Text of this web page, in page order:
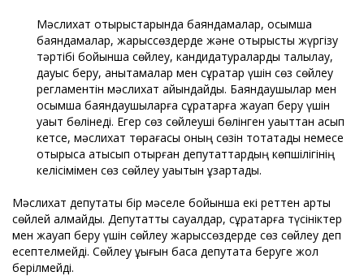
Мәслихат отырыстарында баяндамалар, қосымша
баяндамалар, жарыссөздерде және отырысты жүргізу
тәртібі бойынша сөйлеу, кандидатураларды талқылау,
дауыс беру, анықтамалар мен сұрақтар үшін сөз сөйлеу
регламентін мәслихат айқындайды. Баяндаушылар мен
қосымша баяндаушыларға сұрақтарға жауап беру үшін
уақыт бөлінеді. Егер сөз сөйлеуші бөлінген уақыттан асып
кетсе, мәслихат төрағасы оның сөзін тоқтатады немесе
отырысқа қатысып отырған депутаттардың көпшілігінің
келісімімен сөз сөйлеу уақытын ұзартады.
Мәслихат депутаты бір мәселе бойынша екі реттен артық
сөйлей алмайды. Депутаттық сауалдар, сұрақтарға түсініктер
мен жауап беру үшін сөйлеу жарыссөздерде сөз сөйлеу деп
есептелмейді. Сөйлеу құқығын басқа депутатқа беруге жол
берілмейді.